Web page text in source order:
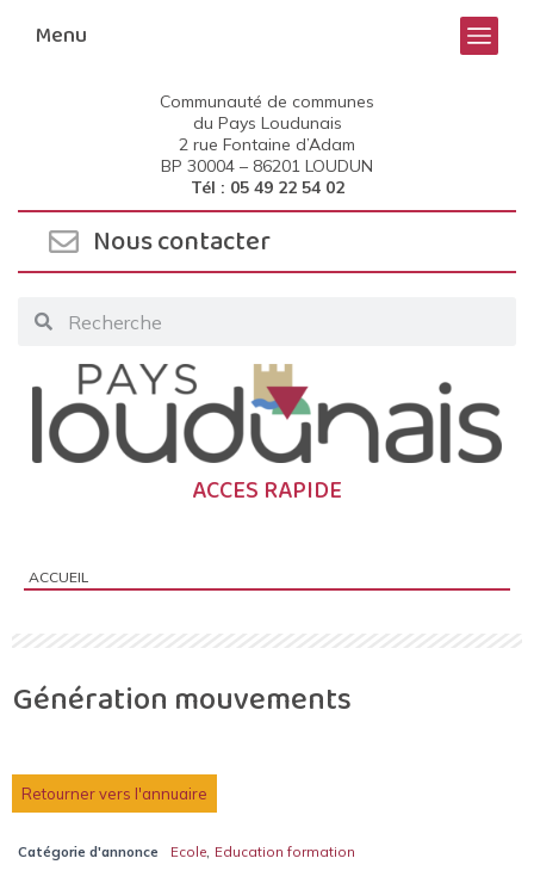
Menu
Communauté de communes
du Pays Loudunais
2 rue Fontaine d’Adam
BP 30004 – 86201 LOUDUN
Tél : 05 49 22 54 02
Nous contacter
ACCES RAPIDE
Vous êtes ici :
ACCUEIL
Génération mouvements
Retourner vers l'annuaire
Catégorie d'annonce Ecole, Education formation